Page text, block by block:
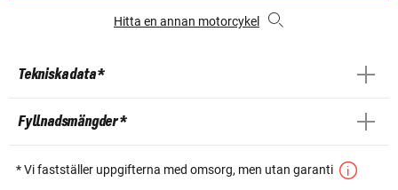
Hitta en annan motorcykel
Tekniska data *
Fyllnadsmängder *
* Vi fastställer uppgifterna med omsorg, men utan garanti